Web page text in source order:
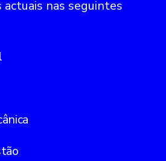
actuais nas seguintes